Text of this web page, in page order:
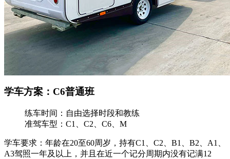
学车方案：C6普通班
练车时间： 自由选择时段和教练
准驾车型： C1、C2、C6、M
学车要求：年龄在20至60周岁，持有C1、C2、B1、B2、A1、
A3驾照一年及以上，并且在近一个记分周期内没有记满12